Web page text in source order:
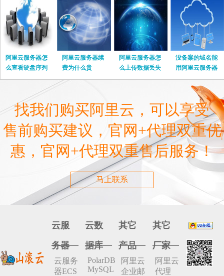
阿里云服务器怎
么查看硬盘序列
号
阿里云服务器续
费为什么贵
阿里云服务器怎
么上传数据丢失
没备案的域名能
用阿里云服务器
嘛
找我们购买阿里云，可以享受
售前购买建议，官网+代理双重优
惠，官网+代理双重售后服务！
马上联系
云服
务器
云服务
器ECS
云数
据库
PolarDB
MySQL
其它
产品
阿里云
企业邮
其它
厂家
阿里云
代理